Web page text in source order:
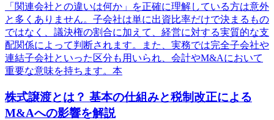
「関連会社との違いは何か」を正確に理解している方は意外
と多くありません。子会社は単に出資比率だけで決まるもの
ではなく、議決権の割合に加えて、経営に対する実質的な支
配関係によって判断されます。また、実務では完全子会社や
連結子会社といった区分も用いられ、会計やM&Aにおいて
重要な意味を持ちます。本
株式譲渡とは？ 基本の仕組みと税制改正による
M&Aへの影響を解説